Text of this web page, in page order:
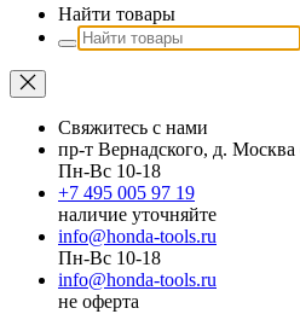
Найти товары
Свяжитесь с нами
пр-т Вернадского, д.
Пн-Вс 10-18
+7 495 005 97 19
наличие уточняйте
info@honda-tools.ru
Пн-Вс 10-18
info@honda-tools.ru
не оферта